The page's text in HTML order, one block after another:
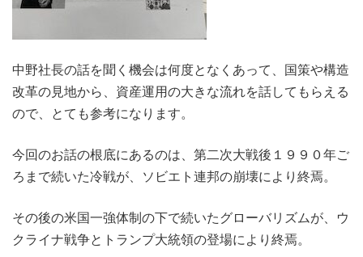
中野社長の話を聞く機会は何度となくあって、国策や構造
改革の見地から、資産運用の大きな流れを話してもらえる
ので、とても参考になります。
今回のお話の根底にあるのは、第二次大戦後１９９０年ご
ろまで続いた冷戦が、ソビエト連邦の崩壊により終焉。
その後の米国一強体制の下で続いたグローバリズムが、ウ
クライナ戦争とトランプ大統領の登場により終焉。